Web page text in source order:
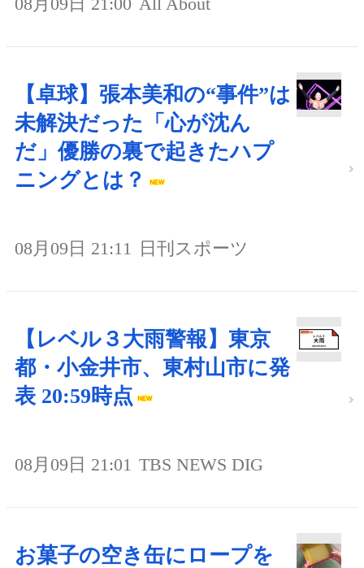
【卓球】張本美和の“事件”は
未解決だった「心が沈ん
だ」優勝の裏で起きたハプ
ニングとは？
08月09日 21:11 日刊スポーツ
【レベル３大雨警報】東京
都・小金井市、東村山市に発
表 20:59時点
08月09日 21:01 TBS NEWS DIG
お菓子の空き缶にロープを